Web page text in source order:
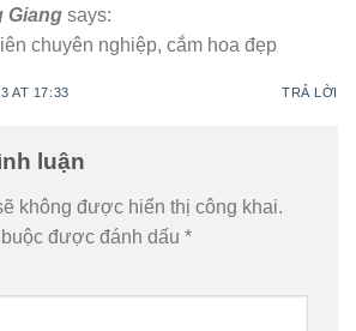
Giang says:
chuyên nghiệp, cắm hoa đẹp
AT 17:33 TRẢ LỜI
luận
không được hiển thị công khai.
được đánh dấu *